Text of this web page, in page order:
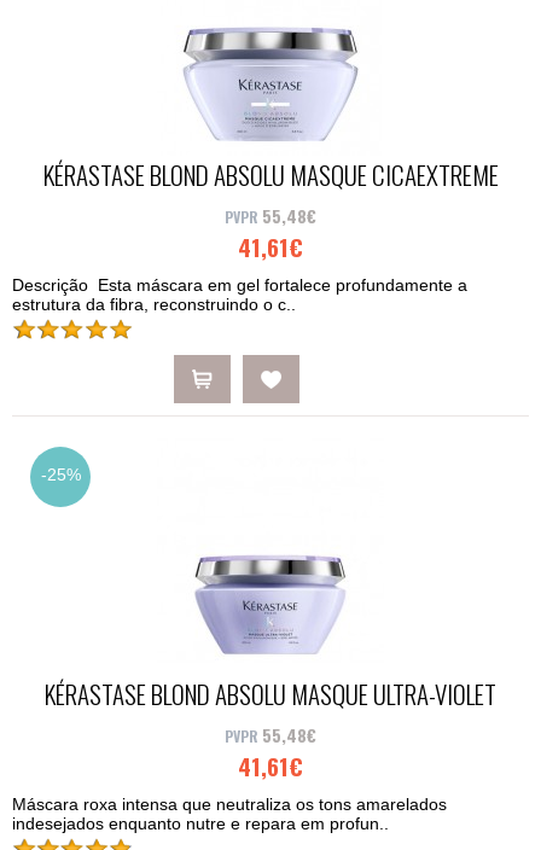
KÉRASTASE BLOND ABSOLU MASQUE CICAEXTREME
200ML
55,48€
41,61€
Descrição Esta máscara em gel fortalece profundamente a
estrutura da fibra, reconstruindo o c..
-25%
KÉRASTASE BLOND ABSOLU MASQUE ULTRA-VIOLET
200ML
55,48€
41,61€
Máscara roxa intensa que neutraliza os tons amarelados
indesejados enquanto nutre e repara em profun..